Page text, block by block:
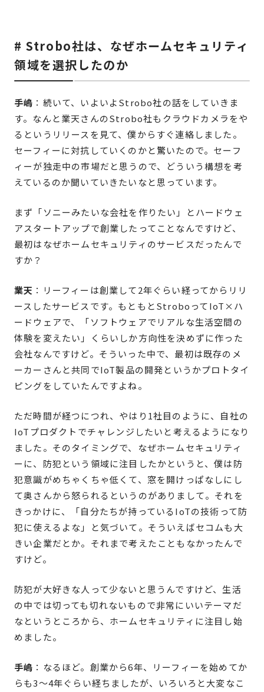
# Strobo社は、なぜホームセキュリティ
領域を選択したのか
手嶋 ：続いて、いよいよStrobo社の話をしていきま
す。なんと業天さんのStrobo社もクラウドカメラをや
るというリリースを見て、僕からすぐ連絡しました。
セーフィーに対抗していくのかと驚いたので。セーフ
ィーが独走中の市場だと思うので、どういう構想を考
えているのか聞いていきたいなと思っています。
まず「ソニーみたいな会社を作りたい」とハードウェ
アスタートアップで創業したってことなんですけど、
最初はなぜホームセキュリティのサービスだったんで
すか？
業天 ：リーフィーは創業して2年ぐらい経ってからリリ
ースしたサービスです。もともとStroboってIoT×ハ
ードウェアで、「ソフトウェアでリアルな生活空間の
体験を変えたい」くらいしか方向性を決めずに作った
会社なんですけど。そういった中で、最初は既存のメ
ーカーさんと共同でIoT製品の開発というかプロトタイ
ピングをしていたんですよね。
ただ時間が経つにつれ、やはり1社目のように、自社の
IoTプロダクトでチャレンジしたいと考えるようになり
ました。そのタイミングで、なぜホームセキュリティ
ーに、防犯という領域に注目したかというと、僕は防
犯意識がめちゃくちゃ低くて、窓を開けっぱなしにし
て奥さんから怒られるというのがありまして。それを
きっかけに、「自分たちが持っているIoTの技術って防
犯に使えるよな」と気づいて。そういえばセコムも大
きい企業だとか。それまで考えたこともなかったんで
すけど。
防犯が大好きな人って少ないと思うんですけど、生活
の中では切っても切れないもので非常にいいテーマだ
なというところから、ホームセキュリティに注目し始
めました。
手嶋 ：なるほど。創業から6年、リーフィーを始めてか
らも3〜4年ぐらい経ちましたが、いろいろと大変なこ